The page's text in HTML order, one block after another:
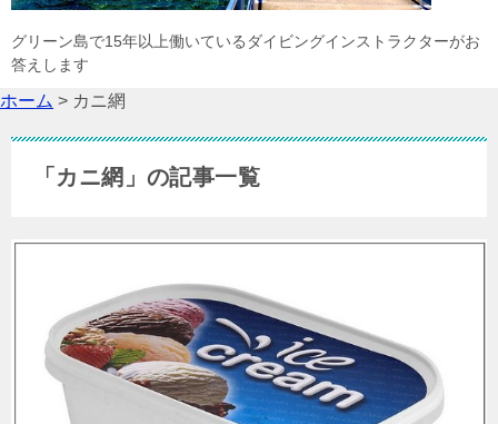
グリーン島で15年以上働いているダイビングインストラクターがお
答えします
ホーム > カニ網
「カニ網」の記事一覧